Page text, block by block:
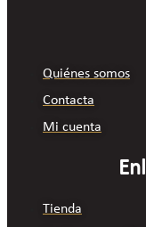
Quiénes somos
Contacta
Mi cuenta
Tienda